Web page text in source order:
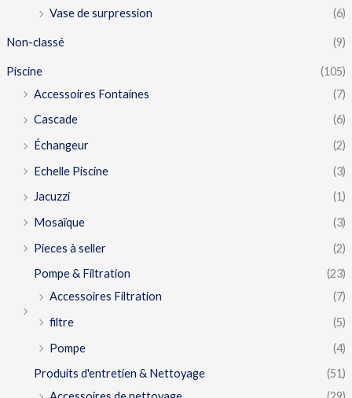
Vase de surpression
(6)
Non-classé (9)
Piscine
(105)
Accessoires Fontaines
(7)
Cascade
(6)
Échangeur
(2)
Echelle Piscine
(3)
Jacuzzi
(1)
Mosaïque
(3)
Pieces à seller
(2)
Pompe & Filtration
(23)
Accessoires Filtration
(7)
filtre
(5)
Pompe
(4)
Produits d'entretien & Nettoyage
(51)